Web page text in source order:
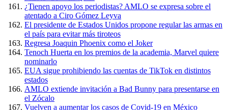
¿Tienen apoyo los periodistas? AMLO se expresa sobre el
atentado a Ciro Gómez Leyva
El presidente de Estados Unidos propone regular las armas en
el país para evitar más tiroteos
Regresa Joaquin Phoenix como el Joker
Tenoch Huerta en los premios de la academia, Marvel quiere
nominarlo
EUA sigue prohibiendo las cuentas de TikTok en distintos
estados
AMLO extiende invitación a Bad Bunny para presentarse en
el Zócalo
Vuelven a aumentar los casos de Covid-19 en México